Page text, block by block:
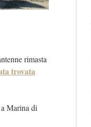
rimasta
trovata
Marina di